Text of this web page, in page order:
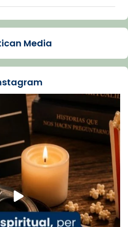
Barcelona
depressió. Fa gairebé
Lluís Companys, la
comp
Vatican
es/iglesia/news/2026-
depresion-papa-viaje-
Barcelona
Media